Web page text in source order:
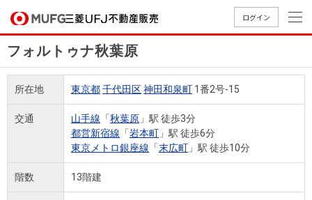
ログイン
買いたいTOP
売りたいTOP
店舗案内TOP
会社情報TOP
採用情報TOP
買いたい
売りたい
会社情報
フォルトゥナ秋葉原
所在地 東京都千代田区神田和泉町 1番2号-15
交通 山手線 「秋葉原 」駅 徒歩3分
都営新宿線 「岩本町 」駅 徒歩6分
東京メトロ銀座線 「末広町 」駅 徒歩10分
階数 13階建